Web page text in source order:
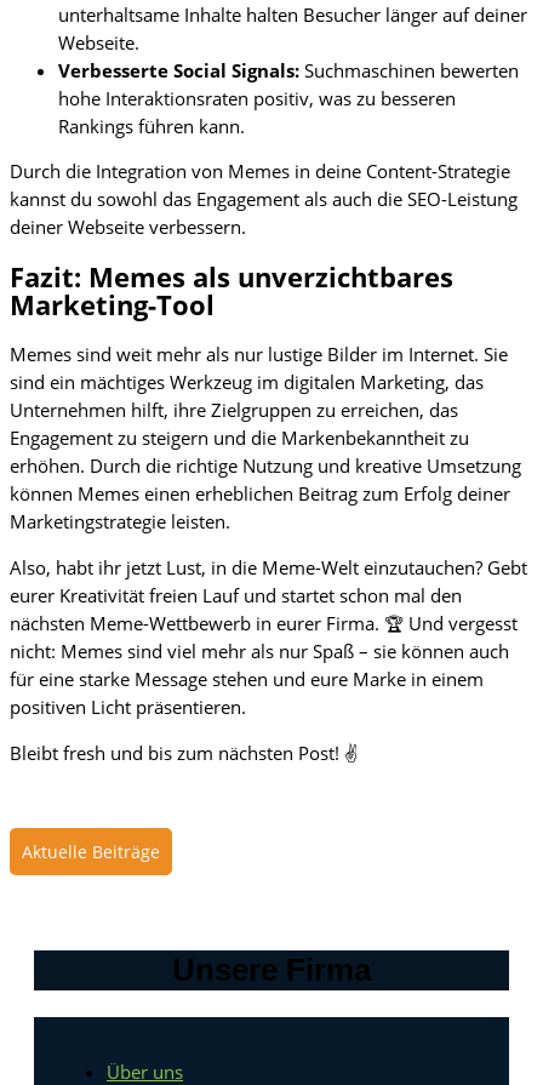
unterhaltsame Inhalte halten Besucher länger auf deiner
Webseite.
Verbesserte Social Signals: Suchmaschinen bewerten
hohe Interaktionsraten positiv, was zu besseren
Rankings führen kann.
Durch die Integration von Memes in deine Content-Strategie
kannst du sowohl das Engagement als auch die SEO-Leistung
deiner Webseite verbessern.
Fazit: Memes als unverzichtbares
Marketing-Tool
Memes sind weit mehr als nur lustige Bilder im Internet. Sie
sind ein mächtiges Werkzeug im digitalen Marketing, das
Unternehmen hilft, ihre Zielgruppen zu erreichen, das
Engagement zu steigern und die Markenbekanntheit zu
erhöhen. Durch die richtige Nutzung und kreative Umsetzung
können Memes einen erheblichen Beitrag zum Erfolg deiner
Marketingstrategie leisten.
Also, habt ihr jetzt Lust, in die Meme-Welt einzutauchen? Gebt
eurer Kreativität freien Lauf und startet schon mal den
nächsten Meme-Wettbewerb in eurer Firma. 🏆 Und vergesst
nicht: Memes sind viel mehr als nur Spaß – sie können auch
für eine starke Message stehen und eure Marke in einem
positiven Licht präsentieren.
Bleibt fresh und bis zum nächsten Post! ✌️
Aktuelle Beiträge
Unsere Firma
Über uns